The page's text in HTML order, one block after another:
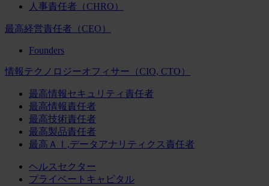
人事責任者（CHRO）
最高経営責任者（CEO）
Founders
情報テクノロジーオフィサー（CIO, CTO）
最高情報セキュリティ責任者
最高情報責任者
最高技術責任者
最高製品責任者
最高ＡＩ,データアナリティクス責任者
ヘルスセクター
プライベートキャピタル